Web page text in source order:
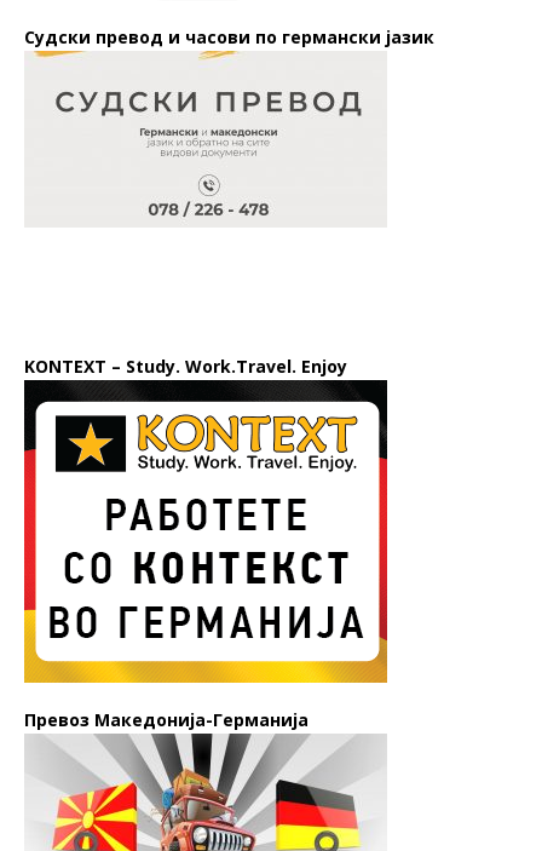
Судски превод и часови по германски јазик
KONTEXT – Study. Work.Travel. Enjoy
Превоз Македонија-Германија